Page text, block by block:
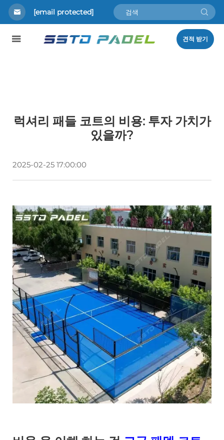
[email protected]
견적 받기
럭셔리 패들 코트의 비용: 투자 가치가
있을까?
2025-02-25 17:00:00